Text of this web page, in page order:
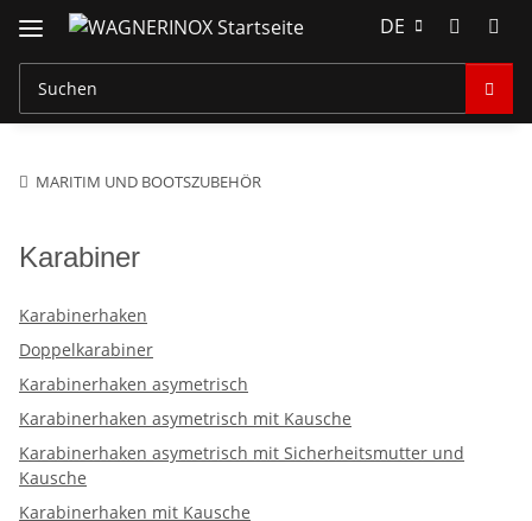
DE
MARITIM UND BOOTSZUBEHÖR
Karabiner
Karabinerhaken
Doppelkarabiner
Karabinerhaken asymetrisch
Karabinerhaken asymetrisch mit Kausche
Karabinerhaken asymetrisch mit Sicherheitsmutter und
Kausche
Karabinerhaken mit Kausche